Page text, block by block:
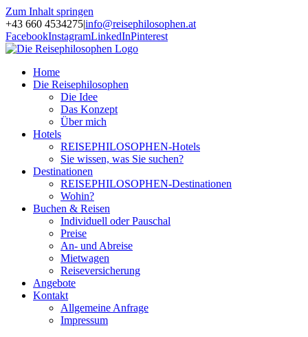
Zum Inhalt springen
+43 660 4534275|info@reisephilosophen.at
FacebookInstagramLinkedInPinterest
Home
Die Reisephilosophen
Die Idee
Das Konzept
Über mich
Hotels
REISEPHILOSOPHEN-Hotels
Sie wissen, was Sie suchen?
Destinationen
REISEPHILOSOPHEN-Destinationen
Wohin?
Buchen & Reisen
Individuell oder Pauschal
Preise
An- und Abreise
Mietwagen
Reiseversicherung
Angebote
Kontakt
Allgemeine Anfrage
Impressum